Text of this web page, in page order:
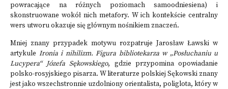
powracające na różnych poziomach samoodniesiena) i
skonstruowane wokół nich metafory. W ich kontekście centralny
wers utworu okazuje się głównym nośnikiem znaczeń.
Mniej znany przypadek motywu rozpatruje Jarosław Ławski w
artykule Ironia i nihilizm. Figura bibliotekarza w „Posłuchaniu u
Lucypera“ Józefa Sękowskiego, gdzie przypomina opowiadanie
polsko-rosyjskiego pisarza. W literaturze polskiej Sękowski znany
jest jako wszechstronnie uzdolniony orientalista, poliglota, który w